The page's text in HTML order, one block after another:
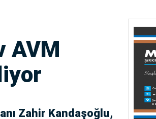
AVM
Zahir Kandaşoğlu,